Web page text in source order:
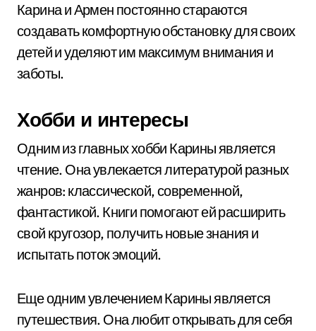
Карина и Армен постоянно стараются
создавать комфортную обстановку для своих
детей и уделяют им максимум внимания и
заботы.
Хобби и интересы
Одним из главных хобби Карины является
чтение. Она увлекается литературой разных
жанров: классической, современной,
фантастикой. Книги помогают ей расширить
свой кругозор, получить новые знания и
испытать поток эмоций.
Еще одним увлечением Карины является
путешествия. Она любит открывать для себя